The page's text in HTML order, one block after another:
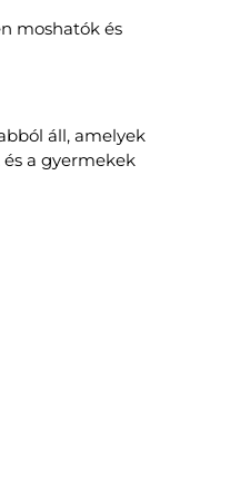
moshatók és
áll, amelyek
a gyermekek